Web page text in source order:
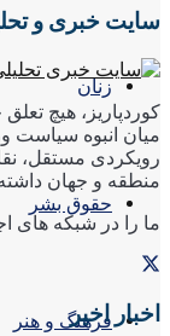
زنان
حقوق بشر
فرهنگ و هنر
سایت خبری و
کوردپاریز، هیچ
میان انبوه سیاست
رویکردی مستقل،
منطقه و جهان
ما را در شبکه های
اخبار اخیر